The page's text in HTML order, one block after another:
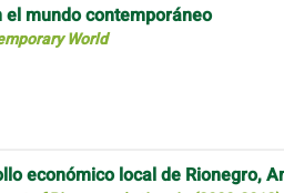
mundo contemporáneo
World
económico local de Rionegro,